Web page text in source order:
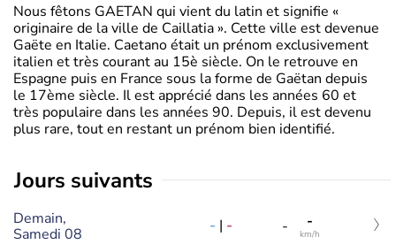
Nous fêtons GAETAN qui vient du latin et signifie «
originaire de la ville de Caillatia ». Cette ville est devenue
Gaëte en Italie. Caetano était un prénom exclusivement
italien et très courant au 15è siècle. On le retrouve en
Espagne puis en France sous la forme de Gaëtan depuis
le 17ème siècle. Il est apprécié dans les années 60 et
très populaire dans les années 90. Depuis, il est devenu
plus rare, tout en restant un prénom bien identifié.
jours suivants
Demain,
Samedi 08
- | - - -
km/h